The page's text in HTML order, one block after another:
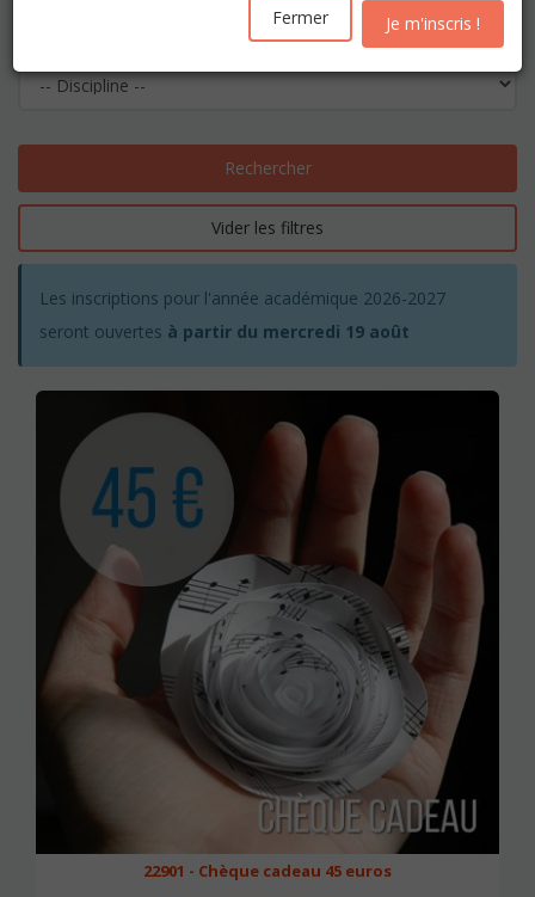
Rechercher
Vider les filtres
Les inscriptions pour l'année académique 2026-2027
seront ouvertes à partir du mercredi 19 août
22901 - Chèque cadeau 45 euros
Fermer Je m'inscris !